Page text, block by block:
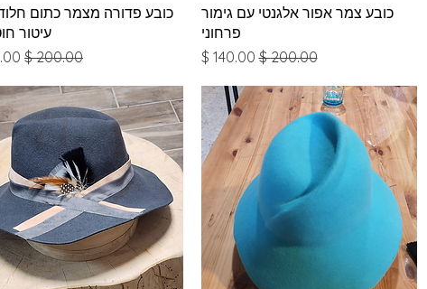
תצוגה מהירה
כובע צמר אפור אלגנטי עם גימור
פרחוני
מחיר רגיל‏200.00 ‏$ מחיר מבצע
תצוגה מהירה
כובע פדורה מצמר כתום
עיטור
מחיר רגיל